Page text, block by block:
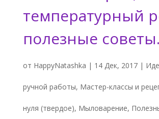
температурный
полезные советы.
от HappyNatashka | 14 Дек, 2017|
ручной работы, Мастер-классы и
нуля (твердое), Мыловарение,